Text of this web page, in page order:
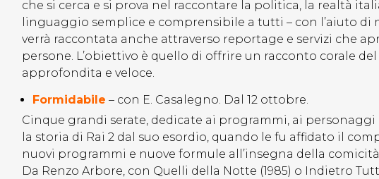
che si cerca e si prova nel raccontare la politica, la realtà
linguaggio semplice e comprensibile a tutti – con l’aiuto di
verrà raccontata anche attraverso reportage e servizi che
persone. L’obiettivo è quello di offrire un racconto corale
approfondita e veloce.
Formidabile – con E. Casalegno. Dal 12 ottobre.
Cinque grandi serate, dedicate ai programmi, ai
la storia di Rai 2 dal suo esordio, quando le fu affidato il
nuovi programmi e nuove formule all’insegna della
Da Renzo Arbore, con Quelli della Notte (1985) o Indietro